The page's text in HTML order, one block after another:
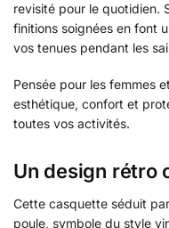
revisité pour le quotidien.
finitions soignées en font
vos tenues pendant les
Pensée pour les femmes
esthétique, confort et
toutes vos activités.
Un design rétro
Cette casquette séduit
poule, symbole du style